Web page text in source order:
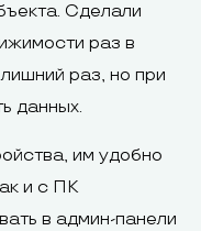
Сделали
раз в
раз, но при
данных.
им удобно
и с ПК
в админ-панели